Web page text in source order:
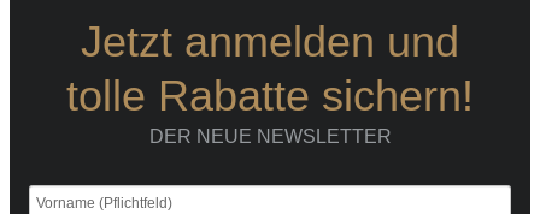
Jetzt anmelden und
tolle Rabatte sichern!
DER NEUE NEWSLETTER